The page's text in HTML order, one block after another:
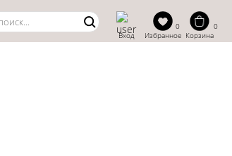
Вход
0
Избранное
0
Корзина